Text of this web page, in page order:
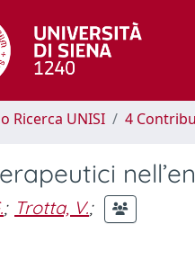
Ricerca UNISI 4
; Trotta, V.;